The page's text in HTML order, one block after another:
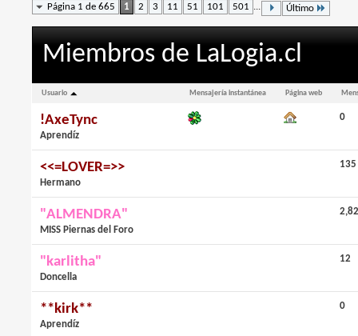
Página 1 de 665 1 2 3 11 51 101 501 ... Último
Miembros de LaLogia.cl
Usuario Mensajería instantánea Página web
!AxeTync
Aprendíz
0
<<=LOVER=>>
Hermano
135
"ALMENDRA"
MISS Piernas del Foro
"karlitha"
Doncella
12
**kirk**
Aprendíz
0